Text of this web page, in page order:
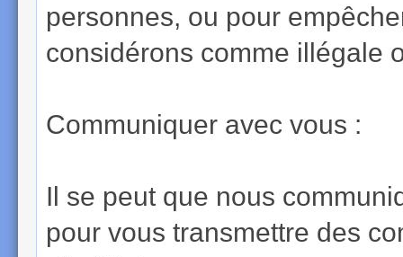
personnes, ou pour
considérons comme illégale
Communiquer avec vous :
Il se peut que nous
pour vous transmettre des